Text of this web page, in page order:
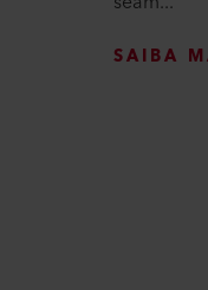
SAIBA